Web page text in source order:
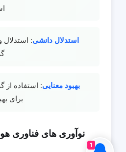
استدلال دانشی: استدلال
بهبود معنایی: استفاده
برای
نوآوری های فناوری
1